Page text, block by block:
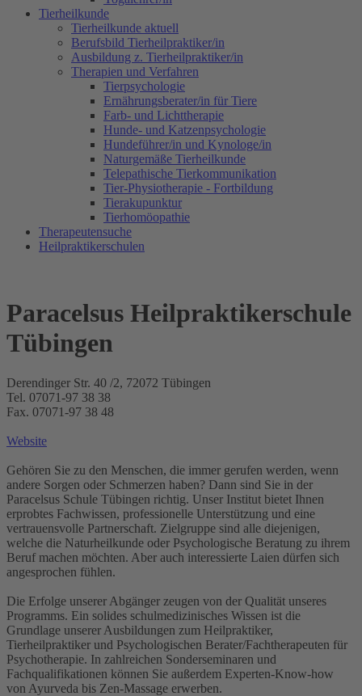
Tierheilkunde
Tierheilkunde aktuell
Berufsbild Tierheilpraktiker/in
Ausbildung z. Tierheilpraktiker/in
Therapien und Verfahren
Tierpsychologie
Ernährungsberater/in für Tiere
Farb- und Lichttherapie
Hunde- und Katzenpsychologie
Hundeführer/in und Kynologe/in
Naturgemäße Tierheilkunde
Telepathische Tierkommunikation
Tier-Physiotherapie - Fortbildung
Tierakupunktur
Tierhomöopathie
Therapeutensuche
Heilpraktikerschulen
Paracelsus Heilpraktikerschule
Tübingen
Derendinger Str. 40 /2, 72072 Tübingen
Tel. 07071-97 38 38
Fax. 07071-97 38 48
Website
Gehören Sie zu den Menschen, die immer gerufen werden, wenn
andere Sorgen oder Schmerzen haben? Dann sind Sie in der
Paracelsus Schule Tübingen richtig. Unser Institut bietet Ihnen
erprobtes Fachwissen, professionelle Unterstützung und eine
vertrauensvolle Partnerschaft. Zielgruppe sind alle diejenigen,
welche die Naturheilkunde oder Psychologische Beratung zu ihrem
Beruf machen möchten. Aber auch interessierte Laien dürfen sich
angesprochen fühlen.
Die Erfolge unserer Abgänger zeugen von der Qualität unseres
Programms. Ein solides schulmedizinisches Wissen ist die
Grundlage unserer Ausbildungen zum Heilpraktiker,
Tierheilpraktiker und Psychologischen Berater/Fachtherapeuten für
Psychotherapie. In zahlreichen Sonderseminaren und
Fachqualifikationen können Sie außerdem Experten-Know-how
von Ayurveda bis Zen-Massage erwerben.